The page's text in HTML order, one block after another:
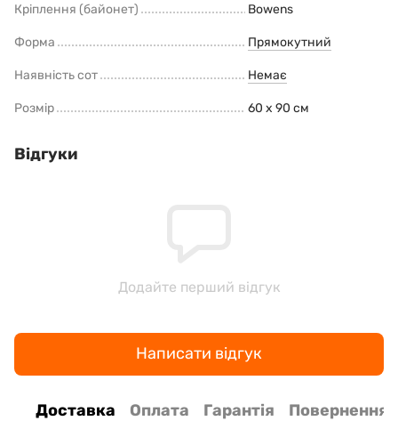
Кріплення (байонет) Bowens
Форма Прямокутний
Наявність сот Немає
Розмір 60 х 90 см
Відгуки
Додайте перший відгук
Написати відгук
Доставка Оплата Гарантія Повернення